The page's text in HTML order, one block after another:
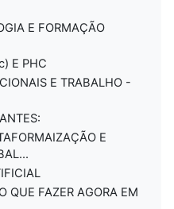
E FORMAÇÃO
E PHC
E TRABALHO -
E
QUE FAZER AGORA EM